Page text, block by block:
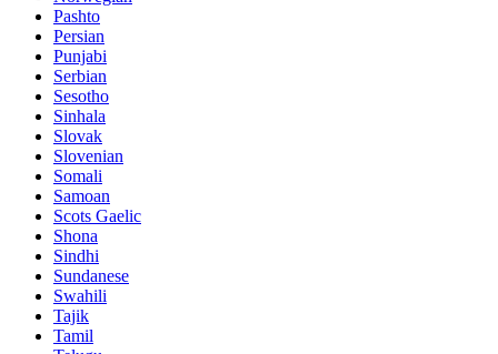
Pashto
Persian
Punjabi
Serbian
Sesotho
Sinhala
Slovak
Slovenian
Somali
Samoan
Scots Gaelic
Shona
Sindhi
Sundanese
Swahili
Tajik
Tamil